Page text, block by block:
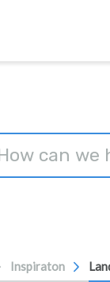
Inspiraton